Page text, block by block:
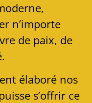
n’importe
de paix, de
élaboré nos
s’offrir ce